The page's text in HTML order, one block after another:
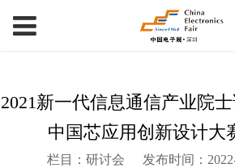
2021新一代信息通信产业院
中国芯应用创新设计大
栏目：研讨会 发布时间：